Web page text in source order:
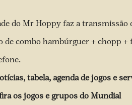
do Mr Hoppy faz a transmissão
de combo hambúrguer + chopp
tabela, agenda de jogos e
os jogos e grupos do Mundial